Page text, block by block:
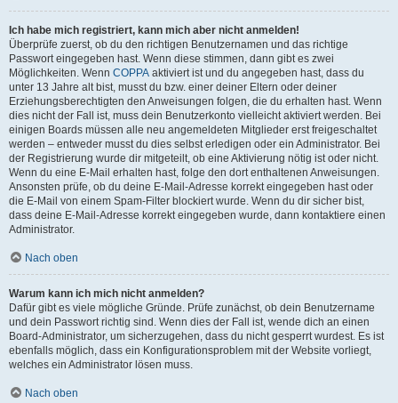
Ich habe mich registriert, kann mich aber nicht anmelden!
Überprüfe zuerst, ob du den richtigen Benutzernamen und das richtige
Passwort eingegeben hast. Wenn diese stimmen, dann gibt es zwei
Möglichkeiten. Wenn COPPA aktiviert ist und du angegeben hast, dass du
unter 13 Jahre alt bist, musst du bzw. einer deiner Eltern oder deiner
Erziehungsberechtigten den Anweisungen folgen, die du erhalten hast. Wenn
dies nicht der Fall ist, muss dein Benutzerkonto vielleicht aktiviert werden. Bei
einigen Boards müssen alle neu angemeldeten Mitglieder erst freigeschaltet
werden – entweder musst du dies selbst erledigen oder ein Administrator. Bei
der Registrierung wurde dir mitgeteilt, ob eine Aktivierung nötig ist oder nicht.
Wenn du eine E-Mail erhalten hast, folge den dort enthaltenen Anweisungen.
Ansonsten prüfe, ob du deine E-Mail-Adresse korrekt eingegeben hast oder
die E-Mail von einem Spam-Filter blockiert wurde. Wenn du dir sicher bist,
dass deine E-Mail-Adresse korrekt eingegeben wurde, dann kontaktiere einen
Administrator.
Nach oben
Warum kann ich mich nicht anmelden?
Dafür gibt es viele mögliche Gründe. Prüfe zunächst, ob dein Benutzername
und dein Passwort richtig sind. Wenn dies der Fall ist, wende dich an einen
Board-Administrator, um sicherzugehen, dass du nicht gesperrt wurdest. Es ist
ebenfalls möglich, dass ein Konfigurationsproblem mit der Website vorliegt,
welches ein Administrator lösen muss.
Nach oben